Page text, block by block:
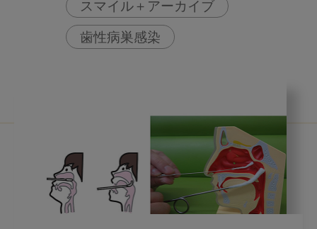
スマイル＋アーカイブ
歯性病巣感染